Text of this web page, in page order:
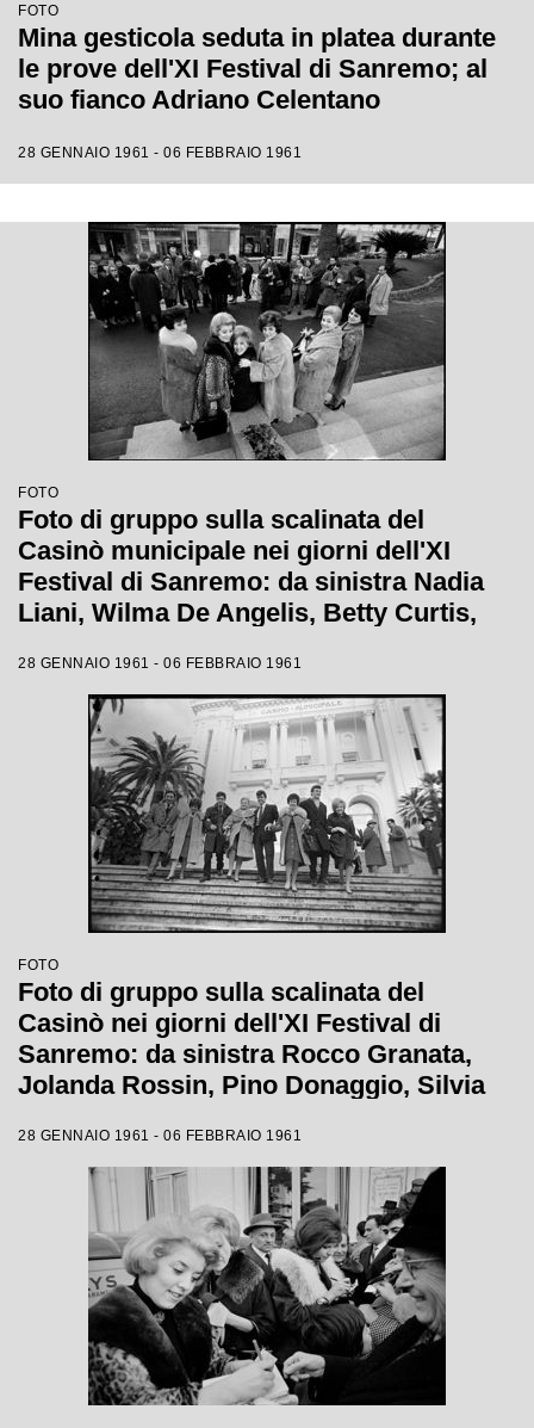
FOTO
Mina gesticola seduta in platea durante
le prove dell'XI Festival di Sanremo; al
suo fianco Adriano Celentano
28 GENNAIO 1961 - 06 FEBBRAIO 1961
FOTO
Foto di gruppo sulla scalinata del
Casinò municipale nei giorni dell'XI
Festival di Sanremo: da sinistra Nadia
Liani, Wilma De Angelis, Betty Curtis,
Mazzetti
28 GENNAIO 1961 - 06 FEBBRAIO 1961
FOTO
Foto di gruppo sulla scalinata del
Casinò nei giorni dell'XI Festival di
Sanremo: da sinistra Rocco Granata,
Jolanda Rossin, Pino Donaggio, Silvia
Renis e Betty Curtis
28 GENNAIO 1961 - 06 FEBBRAIO 1961